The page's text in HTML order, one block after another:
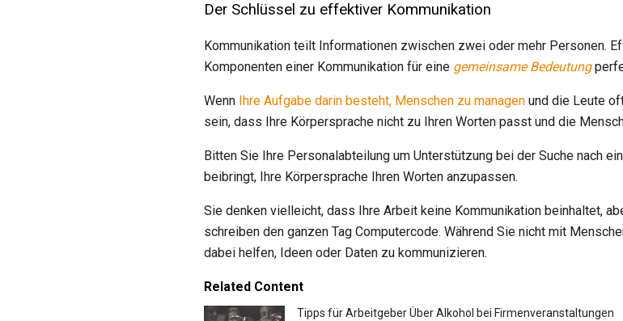
Der Schlüssel zu effektiver Kommunikation
Kommunikation teilt Informationen zwischen zwei oder mehr Personen.
Komponenten einer Kommunikation für eine gemeinsame Bedeutung
Wenn Ihre Aufgabe darin besteht, Menschen zu managen und die Leute
sein, dass Ihre Körpersprache nicht zu Ihren Worten passt und die
Bitten Sie Ihre Personalabteilung um Unterstützung bei der Suche nach
beibringt, Ihre Körpersprache Ihren Worten anzupassen.
Sie denken vielleicht, dass Ihre Arbeit keine Kommunikation beinhaltet,
schreiben den ganzen Tag Computercode. Während Sie nicht mit
dabei helfen, Ideen oder Daten zu kommunizieren.
Related Content
Tipps für Arbeitgeber Über Alkohol bei Firmenveranstaltungen